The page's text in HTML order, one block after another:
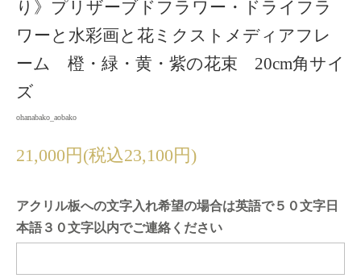
り》プリザーブドフラワー・ドライフラ
ワーと水彩画と花ミクストメディアフレ
ーム 橙・緑・黄・紫の花束 20cm角サイ
ズ
ohanabako_aobako
21,000円(税込23,100円)
アクリル板への文字入れ希望の場合は英語で５０文字日
本語３０文字以内でご連絡ください